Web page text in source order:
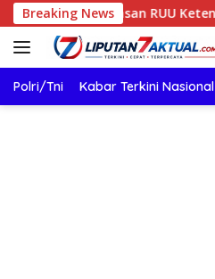
Langsung
ke
konten
Breaking News
RUU Ketenagakerjaan
Polri/Tni Kabar Terkini Nasional